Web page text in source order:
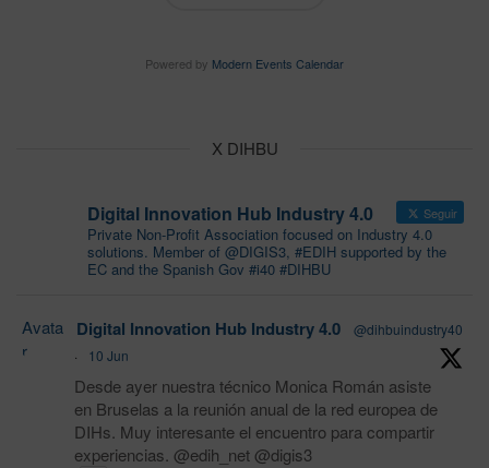
Powered by Modern Events Calendar
X DIHBU
Digital Innovation Hub Industry 4.0 Seguir
Private Non-Profit Association focused on Industry 4.0
solutions. Member of @DIGIS3, #EDIH supported by the
EC and the Spanish Gov #i40 #DIHBU
Avata
r
Digital Innovation Hub Industry 4.0
@dihbuindustry40
·
10 Jun
Desde ayer nuestra técnico Monica Román asiste
en Bruselas a la reunión anual de la red europea de
DIHs. Muy interesante el encuentro para compartir
experiencias. @edih_net @digis3